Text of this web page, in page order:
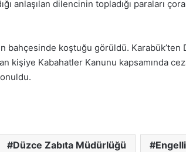
anlaşılan dilencinin topladığı paraları
bahçesinde koştuğu görüldü. Karabük’ten
kişiye Kabahatler Kanunu kapsamında
Düzce Zabıta Müdürlüğü